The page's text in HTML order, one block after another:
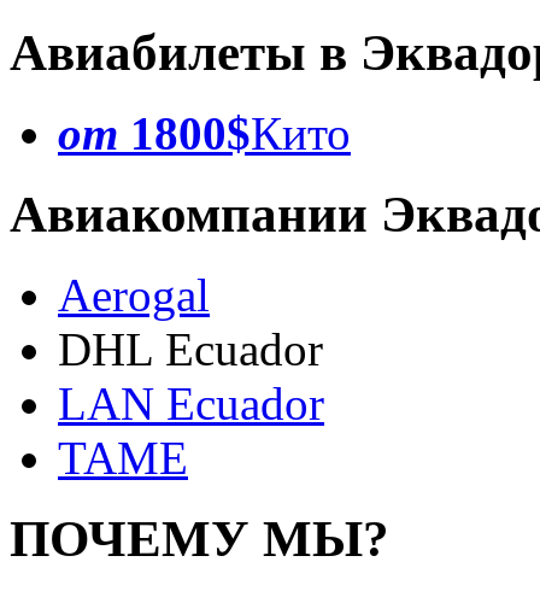
Авиабилеты в
от 1800$Кито
Авиакомпании
Aerogal
DHL Ecuador
LAN Ecuador
TAME
ПОЧЕМУ МЫ?